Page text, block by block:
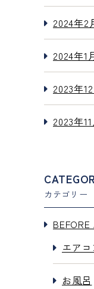
2024年2
2024年1
2023年
2023年
カテゴリー
BEFORE
エアコ
お風呂